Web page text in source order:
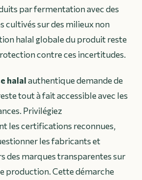
par fermentation avec des
cultivés sur des milieux non
halal globale du produit reste
contre ces incertitudes.
halalauthentique demande de
tout à fait accessible avec les
Privilégiez
les certifications reconnues,
les fabricants et
des marques transparentes sur
production. Cette démarche